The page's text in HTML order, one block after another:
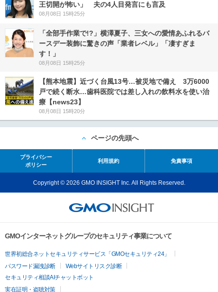
王切開が怖い」 夫の4人目発言にも言及
08月08日 15時25分
「全部手作業で!?」横澤夏子、三女への愛情あふれるバ
ースデー装飾に驚きの声「業者レベル」「凄すぎま
す！」
08月08日 15時25分
【熊本地震】近づく台風13号…被災地で備え 3万6000
戸で続く断水…歯科医院では差し入れの飲料水を使い治
療【news23】
08月08日 15時20分
ページの先頭へ
プライバシー
ポリシー
利用規約 免責事項
Copyright © 2026 GMO INSIGHT Inc. All Rights Reserved.
GMOインターネットグループのセキュリティ事業について
世界初総合ネットセキュリティサービス「GMOセキュリティ24」
パスワード漏洩診断
Webサイトリスク診断
セキュリティ相談AIチャットボット
実在証明・盗聴対策